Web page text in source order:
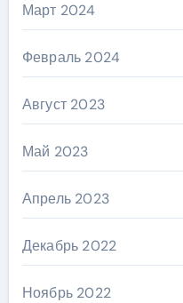
Март 2024
Февраль 2024
Август 2023
Май 2023
Апрель 2023
Декабрь 2022
Ноябрь 2022